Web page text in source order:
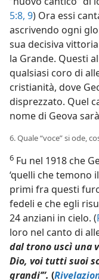
5:8, 9) Ora essi
ascrivendo ogni
sua decisiva
la Grande. Questi
qualsiasi coro di
cristianità, dove
disprezzato. Quel
nome di Geova
6. Quale “voce” si ode,
6 Fu nel 1918 che
‘quelli che temono
primi fra questi
fedeli e che egli
24 anziani in cielo. (
loro nel canto di
dal trono uscì una
Dio, voi tutti suoi
grandi’”. (